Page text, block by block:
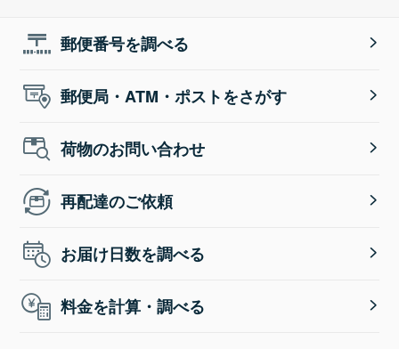
郵便番号を調べる
郵便局・ATM・ポストをさがす
荷物のお問い合わせ
再配達のご依頼
お届け日数を調べる
料金を計算・調べる